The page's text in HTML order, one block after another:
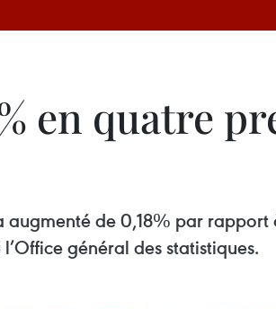
en quatre
augmenté de 0,18% par
général des statistiques.